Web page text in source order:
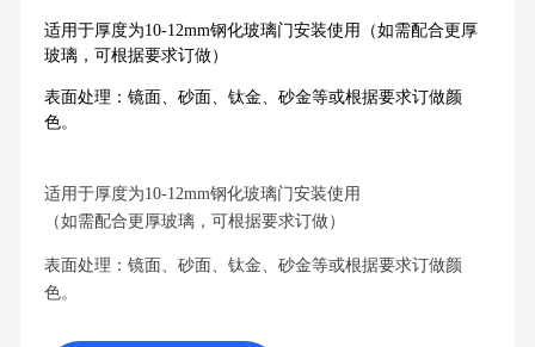
适用于厚度为10-12mm钢化玻璃门安装使用（如需配合更厚
玻璃，可根据要求订做）
表面处理：镜面、砂面、钛金、砂金等或根据要求订做颜
色。
适用于厚度为10-12mm钢化玻璃门安装使用
（如需配合更厚玻璃，可根据要求订做）
表面处理：镜面、砂面、钛金、砂金等或根据要求订做颜
色。